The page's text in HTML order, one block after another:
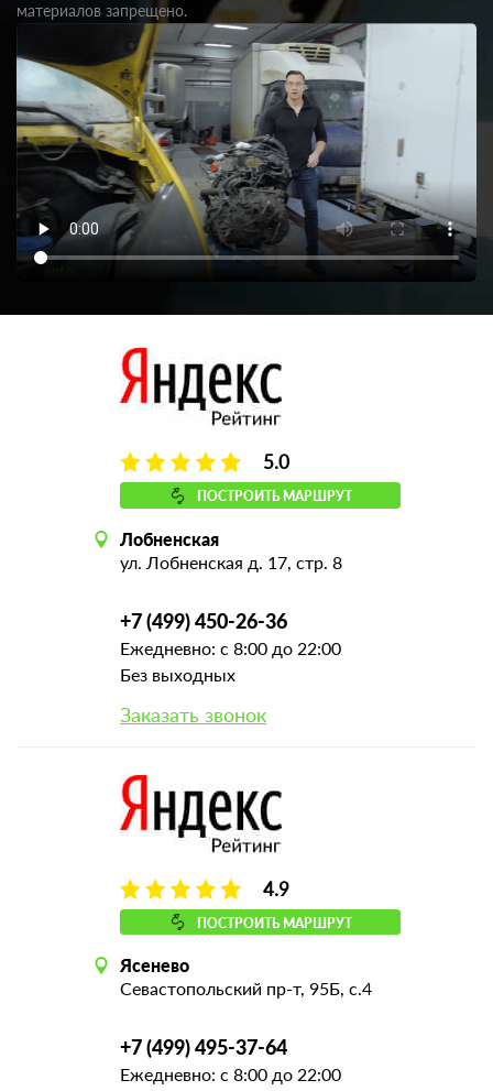
материалов запрещено.
5.0
ПОСТРОИТЬ МАРШРУТ
Лобненская
ул. Лобненская д. 17, стр. 8
+7 (499) 450-26-36
Ежедневно: с 8:00 до 22:00
Без выходных
Заказать звонок
4.9
ПОСТРОИТЬ МАРШРУТ
Ясенево
Севастопольский пр-т, 95Б, с.4
+7 (499) 495-37-64
Ежедневно: с 8:00 до 22:00